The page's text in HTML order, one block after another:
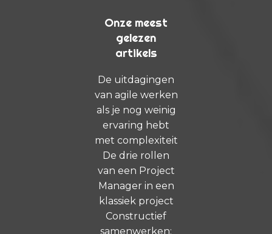
Onze meest
gelezen
artikels
De uitdagingen
van agile werken
als je nog weinig
ervaring hebt
met complexiteit
De drie rollen
van een Project
Manager in een
klassiek project
Constructief
samenwerken: